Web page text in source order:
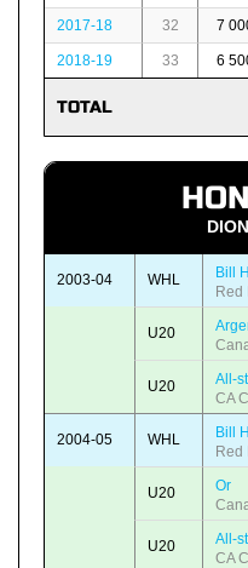
2017-18 32 7
2018-19 33 6
TOTAL
2003-04 WHL
Bill
Red
U20
U20
All-
CA
2004-05 WHL
Bill
Red
U20
Or
U20
All-
CA